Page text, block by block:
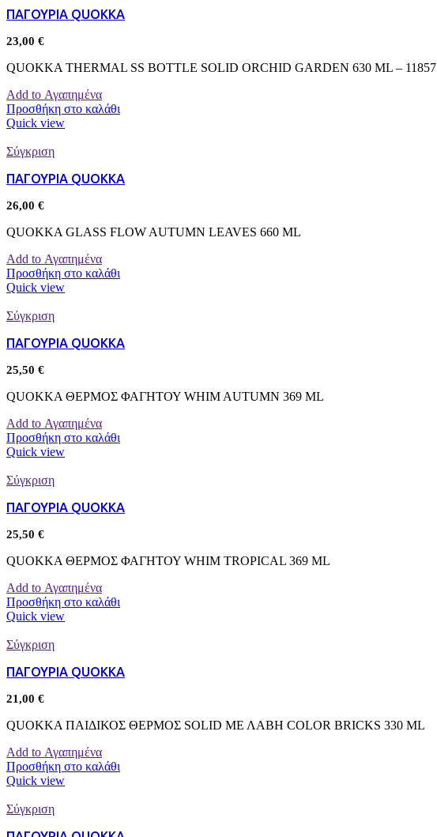
ΠΑΓΟΥΡΙΑ QUOKKA
23,00 €
QUOKKA THERMAL SS BOTTLE SOLID ORCHID GARDEN 630 ML – 11857
Add to Αγαπημένα
Προσθήκη στο καλάθι
Quick view
Σύγκριση
ΠΑΓΟΥΡΙΑ QUOKKA
26,00 €
QUOKKA GLASS FLOW AUTUMN LEAVES 660 ML
Add to Αγαπημένα
Προσθήκη στο καλάθι
Quick view
Σύγκριση
ΠΑΓΟΥΡΙΑ QUOKKA
25,50 €
QUOKKA ΘΕΡΜΟΣ ΦΑΓΗΤΟΥ WHIM AUTUMN 369 ML
Add to Αγαπημένα
Προσθήκη στο καλάθι
Quick view
Σύγκριση
ΠΑΓΟΥΡΙΑ QUOKKA
25,50 €
QUOKKA ΘΕΡΜΟΣ ΦΑΓΗΤΟΥ WHIM TROPICAL 369 ML
Add to Αγαπημένα
Προσθήκη στο καλάθι
Quick view
Σύγκριση
ΠΑΓΟΥΡΙΑ QUOKKA
21,00 €
QUOKKA ΠΑΙΔΙΚΟΣ ΘΕΡΜΟΣ SOLID ΜΕ ΛΑΒΗ COLOR BRICKS 330 ML
Add to Αγαπημένα
Προσθήκη στο καλάθι
Quick view
Σύγκριση